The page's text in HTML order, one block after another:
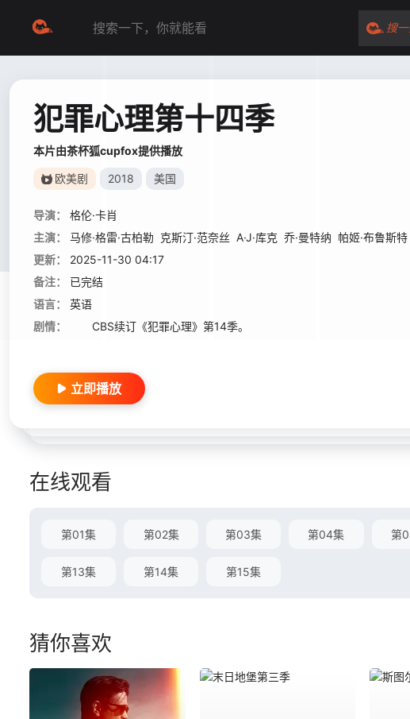
搜
犯罪心理第十四季
本片由茶杯狐cupfox提供播放
欧美剧 2018 美国
导演：
格伦·卡肖
主演：
马修·格雷·古柏勒 克斯汀·范奈丝 A·J·库克 乔·曼特纳 帕姬·布鲁斯特
更新：
2025-11-30 04:17
备注：
已完结
语言：
英语
剧情：
CBS续订《犯罪心理》第14季。
立即播放
在线观看
第01集 第02集 第03集 第04集 第
第13集 第14集 第15集
猜你喜欢